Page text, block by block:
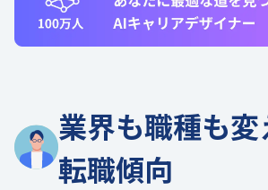
業界も職種も
転職傾向